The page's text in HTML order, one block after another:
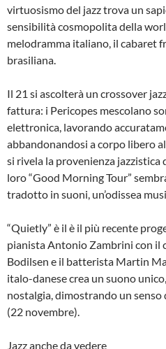
virtuosismo del jazz trova un
sensibilità cosmopolita della
melodramma italiano, il cabaret
brasiliana.
Il 21 si ascolterà un crossover
fattura: i Pericopes mescolano
elettronica, lavorando
abbandonandosi a corpo libero
si rivela la provenienza
loro “Good Morning Tour”
tradotto in suoni, un’odissea
“Quietly” è il è il più recente
pianista Antonio Zambrini con il
Bodilsen e il batterista Martin
italo-danese crea un suono
nostalgia, dimostrando un
(22 novembre).
Jazz anche da vedere